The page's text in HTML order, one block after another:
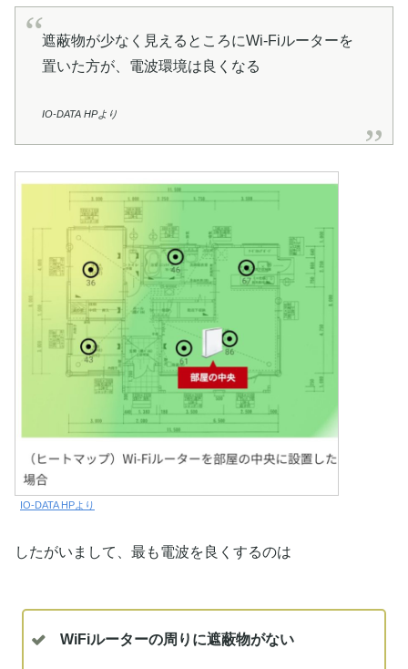
遮蔽物が少なく見えるところにWi-Fiルーターを
置いた方が、電波環境は良くなる
IO-DATA HPより
IO-DATA HPより
したがいまして、最も電波を良くするのは
WiFiルーターの周りに遮蔽物がない